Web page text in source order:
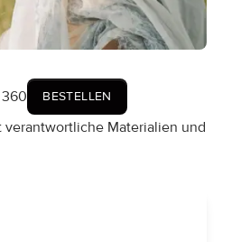
BESTELLEN
verantwortliche Materialien und